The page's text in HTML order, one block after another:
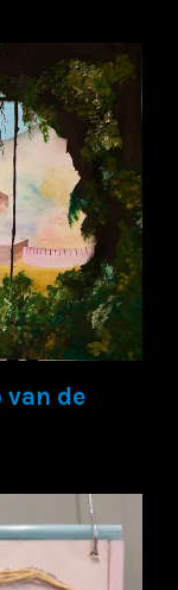
van de